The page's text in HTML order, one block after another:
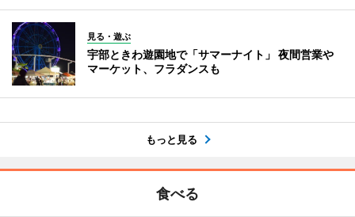
見る・遊ぶ
宇部ときわ遊園地で「サマーナイト」 夜間営業や
マーケット、フラダンスも
もっと見る
食べる